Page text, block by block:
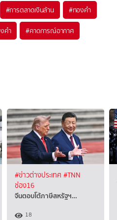
#การตลาดเงินล้าน #ทองคำ
คำ #คาดการณ์อากาศ
#ข่าวต่างประเทศ #TNN
ช่อง16
จีนตอบโต้ภาษีสหรัฐฯ…
18